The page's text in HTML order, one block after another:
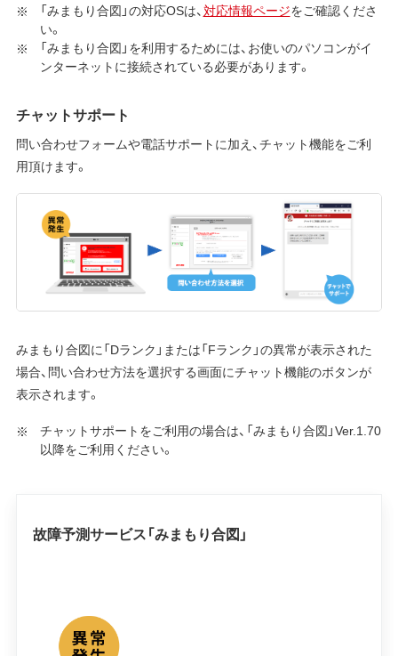
「みまもり合図」の対応OSは、対応情報ページをご確認くださ
い。
「みまもり合図」を利用するためには、お使いのパソコンがイ
ンターネットに接続されている必要があります。
チャットサポート
問い合わせフォームや電話サポートに加え、チャット機能をご利
用頂けます。
みまもり合図に「Dランク」または「Fランク」の異常が表示された
場合、問い合わせ方法を選択する画面にチャット機能のボタンが
表示されます。
チャットサポートをご利用の場合は、「みまもり合図」Ver.1.70
以降をご利用ください。
故障予測サービス「みまもり合図」